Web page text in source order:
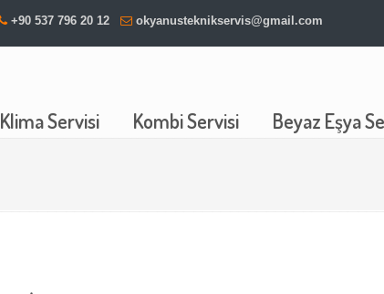
+90 537 796 20 12 okyanusteknikservis@gmail.com
Klima Servisi Kombi Servisi Beyaz Eşya